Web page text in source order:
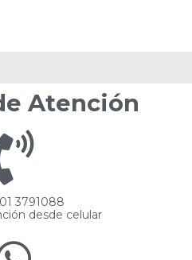
Atención
3791088
desde celular